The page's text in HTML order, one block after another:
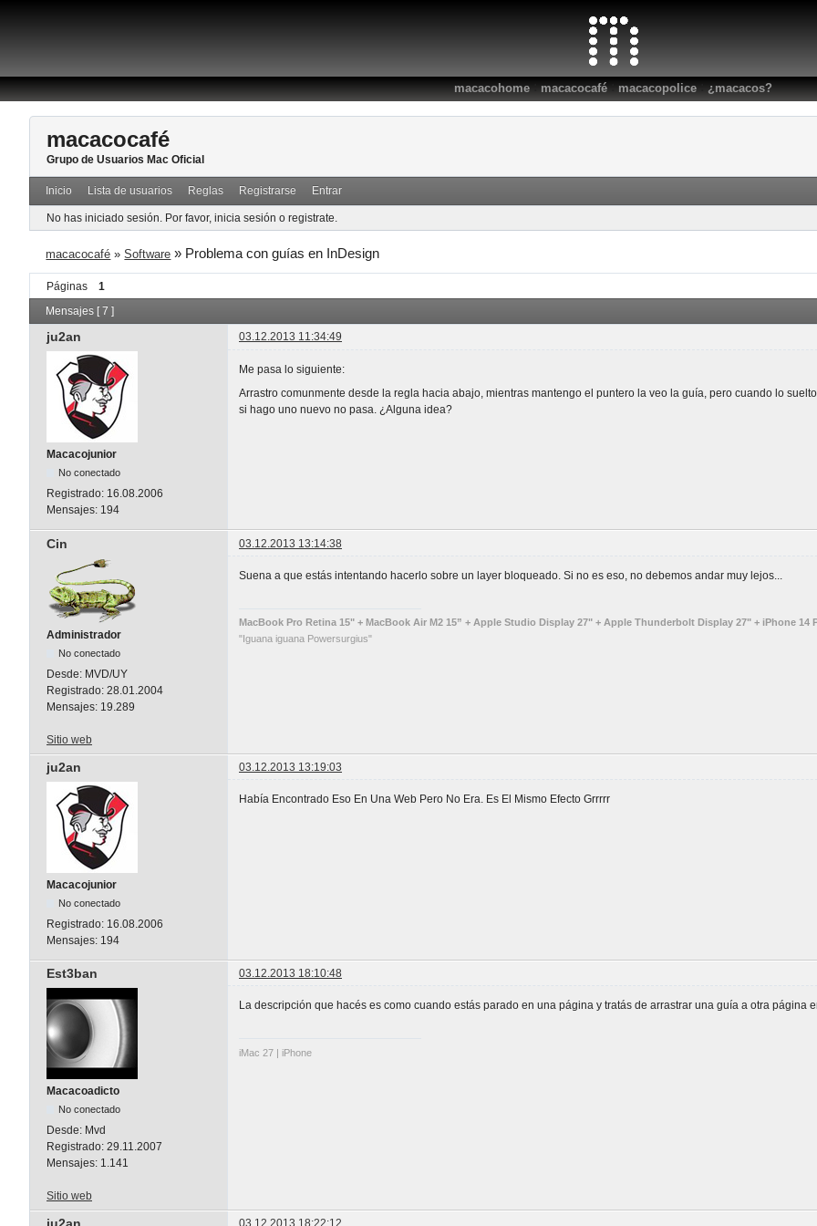
macacohome:macacocafé:macacopolice:¿macacos?
macacocafé
Grupo de Usuarios Mac Oficial
Inicio Lista de usuarios Reglas Registrarse Entrar
No has iniciado sesión. Por favor, inicia sesión o registrate.
macacocafé »Software » Problema con guías en InDesign
Páginas 1
Mensajes [ 7 ]
ju2an 03.12.2013 11:34:49
Macacojunior
No conectado
Registrado: 16.08.2006
Mensajes: 194
Me pasa lo siguiente:
Arrastro comunmente desde la regla hacia abajo, mientras mantengo el puntero la veo la guía, pero cuando lo
si hago uno nuevo no pasa. ¿Alguna idea?
Cin 03.12.2013 13:14:38
Administrador
No conectado
Desde: MVD/UY
Registrado: 28.01.2004
Mensajes: 19.289
Suena a que estás intentando hacerlo sobre un layer bloqueado. Si no es eso, no debemos andar muy lejos...
MacBook Pro Retina 15" + MacBook Air M2 15” + Apple Studio Display 27" + Apple Thunderbolt Display 27" + iPhone 14
"Iguana iguana Powersurgius"
Sitio web
ju2an 03.12.2013 13:19:03
Macacojunior
No conectado
Registrado: 16.08.2006
Mensajes: 194
Había Encontrado Eso En Una Web Pero No Era. Es El Mismo Efecto Grrrrr
Est3ban 03.12.2013 18:10:48
Macacoadicto
No conectado
Desde: Mvd
Registrado: 29.11.2007
Mensajes: 1.141
La descripción que hacés es como cuando estás parado en una página y tratás de arrastrar una guía a otra página
iMac 27 | iPhone
Sitio web
03.12.2013 18:22:12